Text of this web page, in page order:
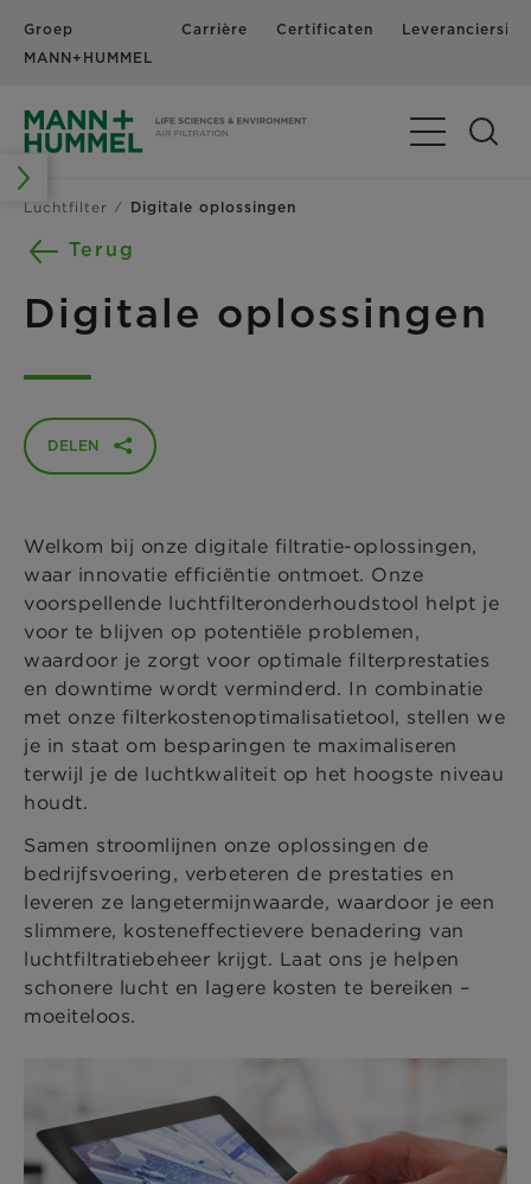
Groep
MANN+HUMMEL
Carrière Certificaten
Navigatie
Luchtfilter Digitale oplossingen
Terug
Digitale oplossingen
DELEN
Welkom bij onze digitale filtratie-oplossingen,
waar innovatie efficiëntie ontmoet. Onze
voorspellende luchtfilteronderhoudstool helpt je
voor te blijven op potentiële problemen,
waardoor je zorgt voor optimale filterprestaties
en downtime wordt verminderd. In combinatie
met onze filterkostenoptimalisatietool, stellen we
je in staat om besparingen te maximaliseren
terwijl je de luchtkwaliteit op het hoogste niveau
houdt.
Samen stroomlijnen onze oplossingen de
bedrijfsvoering, verbeteren de prestaties en
leveren ze langetermijnwaarde, waardoor je een
slimmere, kosteneffectievere benadering van
luchtfiltratiebeheer krijgt. Laat ons je helpen
schonere lucht en lagere kosten te bereiken –
moeiteloos.